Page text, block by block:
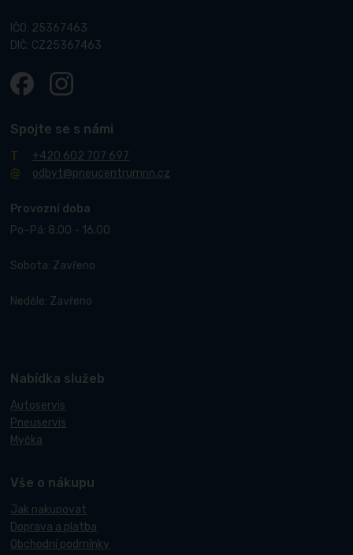
IČO: 25367463
DIČ: CZ25367463
Spojte se s námi
+420 602 707 697
odbyt@pneucentrumnn.cz
Provozní doba
Po–Pá: 8.00 - 16.00
Sobota: Zavřeno
Neděle: Zavřeno
Nabídka služeb
Autoservis
Pneuservis
Myčka
Vše o nákupu
Jak nakupovat
Doprava a platba
Obchodní podmínky